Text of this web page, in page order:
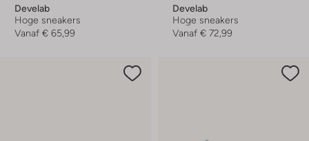
Develab
Hoge sneakers
Vanaf € 65,99
Develab
Hoge sneakers
Vanaf € 72,99